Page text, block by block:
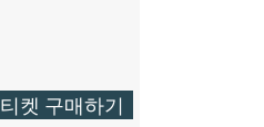
티켓 구매하기